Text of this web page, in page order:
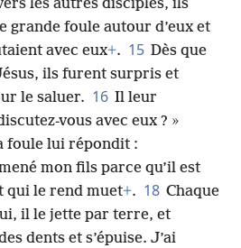
les autres disciples, ils
grande foule autour d’eux et
avec eux+. 15 Dès que
ils furent surpris et
le saluer. 16 Il leur
vous avec eux ? »
foule lui répondit :
mon fils parce qu’il est
qui le rend muet+. 18 Chaque
il le jette par terre, et
dents et s’épuise. J’ai